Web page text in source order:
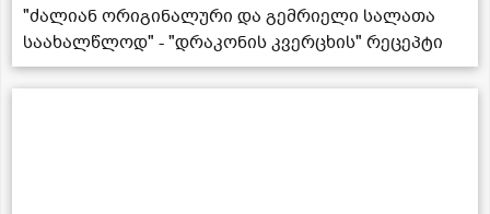
"ძალიან ორიგინალური და გემრიელი სალათა
საახალწლოდ" - "დრაკონის კვერცხის" რეცეპტი